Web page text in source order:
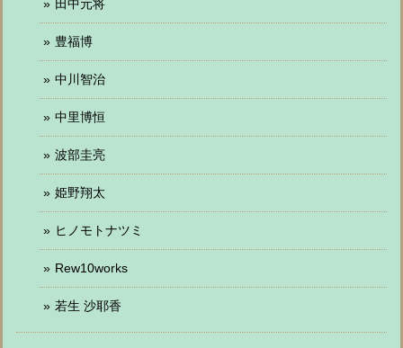
田中元将
豊福博
中川智治
中里博恒
波部圭亮
姫野翔太
ヒノモトナツミ
Rew10works
若生 沙耶香